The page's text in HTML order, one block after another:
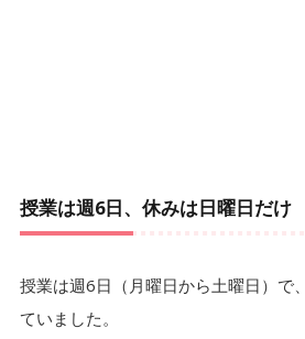
授業は週6日、休みは日曜日だけ
授業は週6日（月曜日から土曜日）で
ていました。